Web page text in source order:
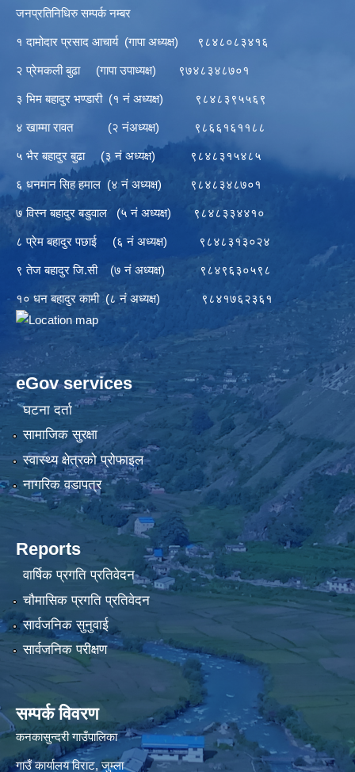
जनप्रतिनिधिरु सम्पर्क नम्बर
१ दामोदार प्रसाद आचार्य (गापा अध्यक्ष) ९८४८०८३४१६
२ प्रेमकली बुढा (गापा उपाध्यक्ष) ९७४८३४८७०१
३ भिम बहादुर भण्डारी (१ नं अध्यक्ष) ९८४८३९५५६९
४ खाम्मा रावत (२ नंअध्यक्ष) ९८६६१६११८८
५ भैर बहादुर बुढा (३ नं अध्यक्ष) ९८४८३१५४८५
६ धनमान सिह हमाल (४ नं अध्यक्ष) ९८४८३४८७०१
७ विस्न बहादुर बडुवाल (५ नं अध्यक्ष) ९८४८३३४४१०
८ प्रेम बहादुर पछाई (६ नं अध्यक्ष) ९८४८३१३०२४
९ तेज बहादुर जि.सी (७ नं अध्यक्ष) ९८४९६३०५९८
१० धन बहादुर कामी (८ नं अध्यक्ष) ९८४१७६२३६१
eGov services
घटना दर्ता
सामाजिक सुरक्षा
स्वास्थ्य क्षेत्रको प्रोफाइल
नागरिक वडापत्र
Reports
वार्षिक प्रगति प्रतिवेदन
चौमासिक प्रगति प्रतिवेदन
सार्वजनिक सुनुवाई
सार्वजनिक परीक्षण
सम्पर्क विवरण
कनकासुन्दरी गाउँपालिका
गाउँ कार्यालय विराट, जुम्ला